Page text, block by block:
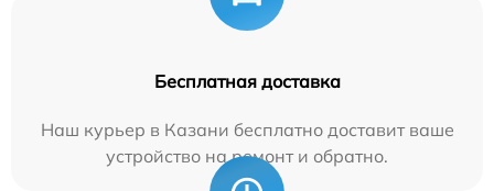
Бесплатная доставка
Наш курьер в Казани бесплатно доставит ваше
устройство на ремонт и обратно.